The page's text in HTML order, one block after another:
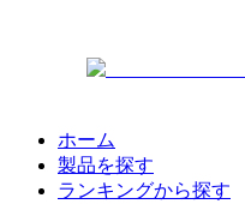
ホーム
製品を探す
ランキングから探す